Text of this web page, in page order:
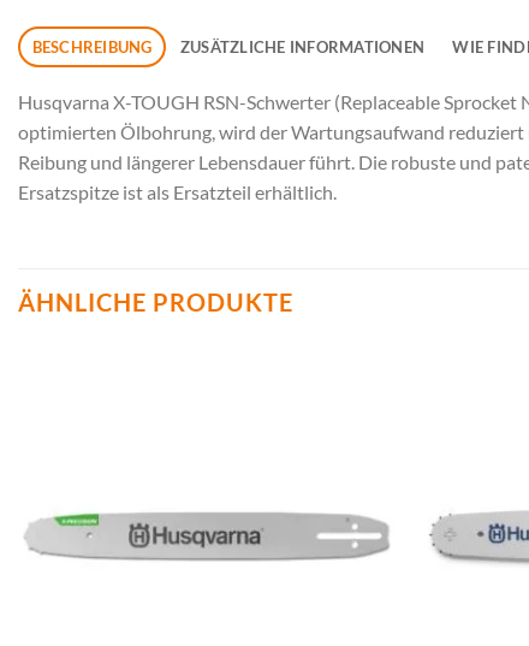
BESCHREIBUNG ZUSÄTZLICHE INFORMATIONEN WIE
Husqvarna X-TOUGH RSN-Schwerter (Replaceable
optimierten Ölbohrung, wird der Wartungsaufwand
Reibung und längerer Lebensdauer führt. Die robuste und
Ersatzspitze ist als Ersatzteil erhältlich.
ÄHNLICHE PRODUKTE